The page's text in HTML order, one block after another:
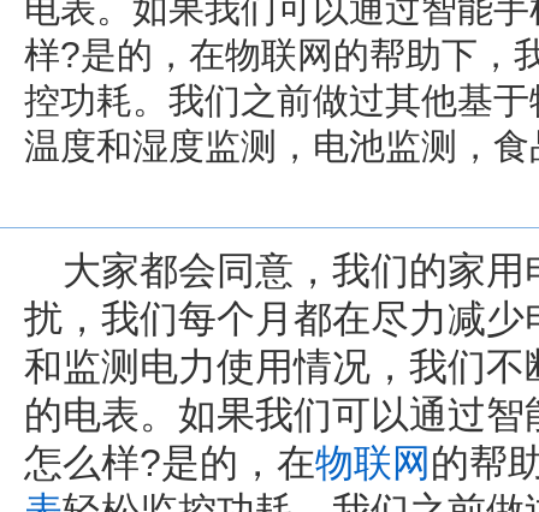
电表。如果我们可以通过智能
样?是的，在物联网的帮助下，
控功耗。我们之前做过其他基
温度和湿度监测，电池监测，
大家都会同意，我们的家
扰，我们每个月都在尽力减
和监测电力使用情况，我们
的电表。如果我们可以通过
怎么样?是的，在物联网的帮